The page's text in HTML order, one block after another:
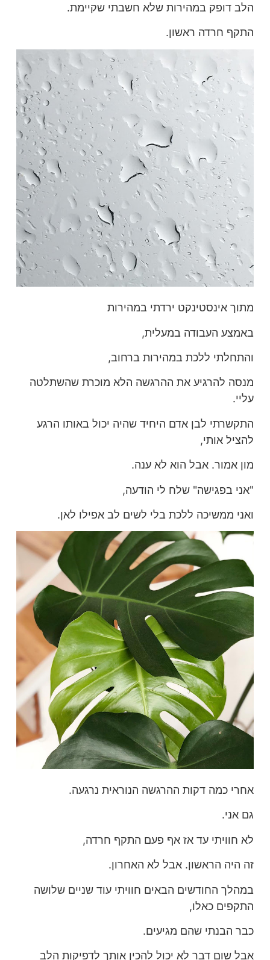
הלב דופק במהירות שלא חשבתי שקיימת.
התקף חרדה ראשון.
מתוך אינסטינקט ירדתי במהירות
באמצע העבודה במעלית,
והתחלתי ללכת במהירות ברחוב,
מנסה להרגיע את ההרגשה הלא מוכרת שהשתלטה
עליי.
התקשרתי לבן אדם היחיד שהיה יכול באותו הרגע
להציל אותי,
מון אמור. אבל הוא לא ענה.
"אני בפגישה" שלח לי הודעה,
ואני ממשיכה ללכת בלי לשים לב אפילו לאן.
אחרי כמה דקות ההרגשה הנוראית נרגעה.
גם אני.
לא חוויתי עד אז אף פעם התקף חרדה,
זה היה הראשון. אבל לא האחרון.
במהלך החודשים הבאים חוויתי עוד שניים שלושה
התקפים כאלו,
כבר הבנתי שהם מגיעים.
אבל שום דבר לא יכול להכין אותך לדפיקות הלב